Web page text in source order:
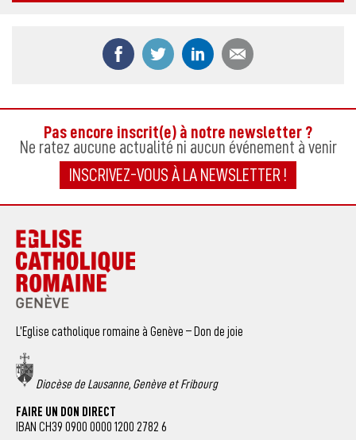
Partager ce contenu sur Facebook
Partager ce contenu sur Twitter
Partager ce contenu
Pas encore inscrit(e) à notre newsletter ?
Ne ratez aucune actualité ni aucun événement à venir
INSCRIVEZ-VOUS À LA NEWSLETTER !
L’Eglise catholique romaine à Genève – Don de joie
Diocèse de Lausanne, Genève et Fribourg
FAIRE UN DON DIRECT
IBAN CH39 0900 0000 1200 2782 6